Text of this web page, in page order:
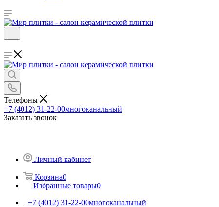
Телефоны
+7 (4012) 31-22-00многоканальный
Заказать звонок
Личный кабинет
Корзина0
Избранные товары0
+7 (4012) 31-22-00многоканальный